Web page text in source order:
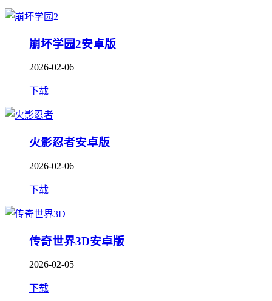
崩坏学园2安卓版
2026-02-06
下载
火影忍者安卓版
2026-02-06
下载
传奇世界3D安卓版
2026-02-05
下载